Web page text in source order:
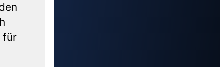
für